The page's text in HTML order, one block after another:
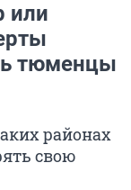
или
тюменцы
районах
свою